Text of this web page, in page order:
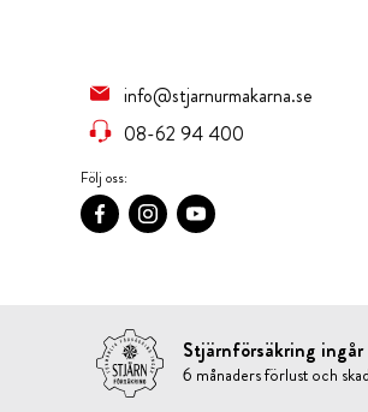
info@stjarnurmakarna.se
08-62 94 400
Följ oss:
Stjärnförsäkring ingår
6 månaders förlust och